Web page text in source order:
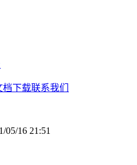
档下载联系我们
05/16 21:51